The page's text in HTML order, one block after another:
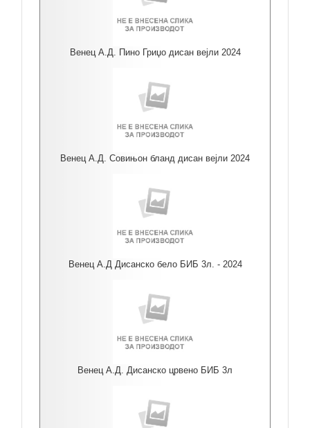
Венец А.Д. Пино Гриџо дисан вејли 2024
Венец А.Д. Совињон бланд дисан вејли 2024
Венец А.Д Дисанско бело БИБ 3л. - 2024
Венец А.Д. Дисанско црвено БИБ 3л